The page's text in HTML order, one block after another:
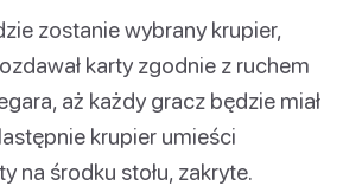
zostanie wybrany krupier,
karty zgodnie z ruchem
aż każdy gracz będzie miał
krupier umieści
na środku stołu, zakryte.